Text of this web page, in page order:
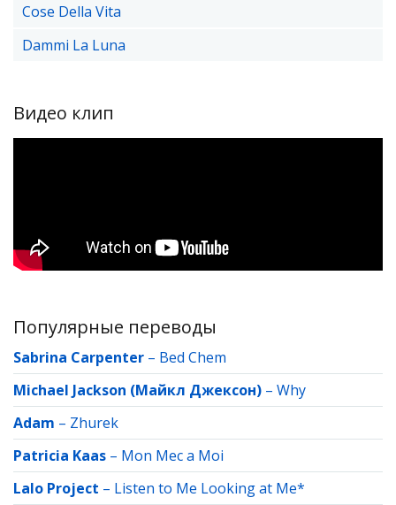
Cose Della Vita
Dammi La Luna
Видео клип
Популярные переводы
Sabrina Carpenter – Bed Chem
Michael Jackson (Майкл Джексон) – Why
Adam – Zhurek
Patricia Kaas – Mon Mec a Moi
Lalo Project – Listen to Me Looking at Me*